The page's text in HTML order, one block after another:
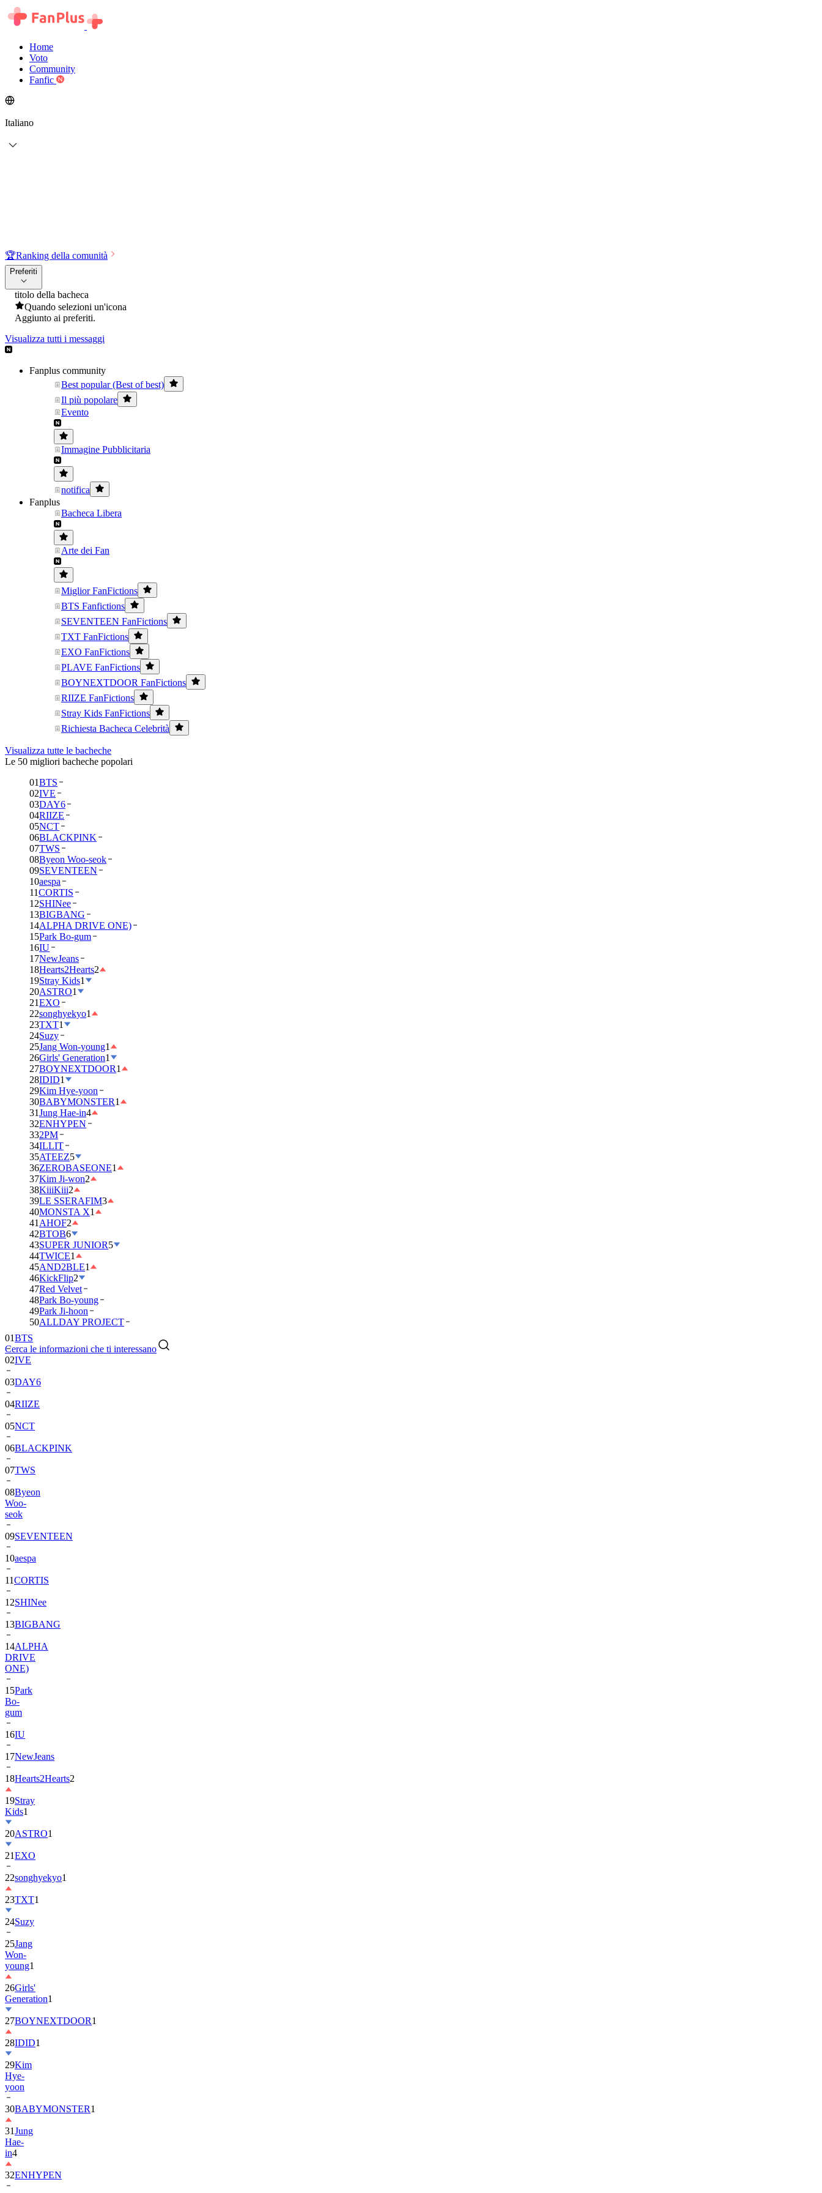
Home
Voto
Community
Fanfic
Italiano
🏆Ranking della comunità
Preferiti
titolo della bacheca
Quando selezioni un'icona
Aggiunto ai preferiti.
Visualizza tutti i messaggi
Fanplus community
Best popular (Best of best)
Il più popolare
Evento
Immagine Pubblicitaria
notifica
Fanplus
Bacheca Libera
Arte dei Fan
Miglior FanFictions
BTS Fanfictions
SEVENTEEN FanFictions
TXT FanFictions
EXO FanFictions
PLAVE FanFictions
BOYNEXTDOOR FanFictions
RIIZE FanFictions
Stray Kids FanFictions
Richiesta Bacheca Celebrità
Visualizza tutte le bacheche
Le 50 migliori bacheche popolari
01BTS
02IVE
03DAY6
04RIIZE
05NCT
06BLACKPINK
07TWS
08Byeon Woo-seok
09SEVENTEEN
10aespa
11CORTIS
12SHINee
13BIGBANG
14ALPHA DRIVE ONE)
15Park Bo-gum
16IU
17NewJeans
18Hearts2Hearts2
19Stray Kids1
20ASTRO1
21EXO
22songhyekyo1
23TXT1
24Suzy
25Jang Won-young1
26Girls' Generation1
27BOYNEXTDOOR1
28IDID1
29Kim Hye-yoon
30BABYMONSTER1
31Jung Hae-in4
32ENHYPEN
332PM
34ILLIT
35ATEEZ5
36ZEROBASEONE1
37Kim Ji-won2
38KiiiKiii2
39LE SSERAFIM3
40MONSTA X1
41 AHOF2
42BTOB6
43SUPER JUNIOR5
44TWICE1
45AND2BLE1
46KickFlip2
47Red Velvet
48Park Bo-young
49Park Ji-hoon
50ALLDAY PROJECT
Cerca le informazioni che ti interessano
BTS
02IVE
03DAY6
04RIIZE
05NCT
06BLACKPINK
07TWS
08Byeon
Woo-
seok
09SEVENTEEN
10aespa
11CORTIS
12SHINee
13BIGBANG
14ALPHA
DRIVE
ONE)
15Park
Bo-
gum
16IU
17NewJeans
18Hearts2Hearts
19Stray
Kids
20ASTRO
21EXO
22songhyekyo
23TXT1
24Suzy
25Jang
Won-
young1
26Girls'
Generation
27BOYNEXTDOOR
28IDID1
29Kim
Hye-
yoon
30BABYMONSTER
31Jung
Hae-
in4
32ENHYPEN
332PM